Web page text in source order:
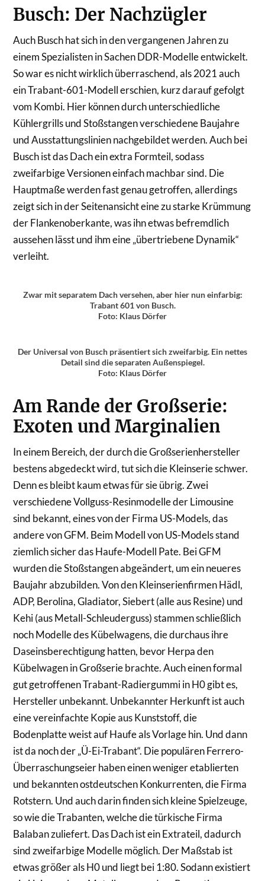
Busch: Der Nachzügler
Auch Busch hat sich in den vergangenen Jahren zu
einem Spezialisten in Sachen DDR-Modelle entwickelt.
So war es nicht wirklich überraschend, als 2021 auch
ein Trabant-601-Modell erschien, kurz darauf gefolgt
vom Kombi. Hier können durch unterschiedliche
Kühlergrills und Stoßstangen verschiedene Baujahre
und Ausstattungslinien nachgebildet werden. Auch bei
Busch ist das Dach ein extra Formteil, sodass
zweifarbige Versionen einfach machbar sind. Die
Hauptmaße werden fast genau getroffen, allerdings
zeigt sich in der Seitenansicht eine zu starke Krümmung
der Flankenoberkante, was ihn etwas befremdlich
aussehen lässt und ihm eine „übertriebene Dynamik“
verleiht.
Zwar mit separatem Dach versehen, aber hier nun einfarbig:
Trabant 601 von Busch.
Foto: Klaus Dörfer
Der Universal von Busch präsentiert sich zweifarbig. Ein nettes
Detail sind die separaten Außenspiegel.
Foto: Klaus Dörfer
Am Rande der Großserie:
Exoten und Marginalien
In einem Bereich, der durch die Großserienhersteller
bestens abgedeckt wird, tut sich die Kleinserie schwer.
Denn es bleibt kaum etwas für sie übrig. Zwei
verschiedene Vollguss-Resinmodelle der Limousine
sind bekannt, eines von der Firma US-Models, das
andere von GFM. Beim Modell von US-Models stand
ziemlich sicher das Haufe-Modell Pate. Bei GFM
wurden die Stoßstangen abgeändert, um ein neueres
Baujahr abzubilden. Von den Kleinserienfirmen Hädl,
ADP, Berolina, Gladiator, Siebert (alle aus Resine) und
Kehi (aus Metall-Schleuderguss) stammen schließlich
noch Modelle des Kübelwagens, die durchaus ihre
Daseinsberechtigung hatten, bevor Herpa den
Kübelwagen in Großserie brachte. Auch einen formal
gut getroffenen Trabant-Radiergummi in H0 gibt es,
Hersteller unbekannt. Unbekannter Herkunft ist auch
eine vereinfachte Kopie aus Kunststoff, die
Bodenplatte weist auf Haufe als Vorlage hin. Und dann
ist da noch der „Ü-Ei-Trabant“. Die populären Ferrero-
Überraschungseier haben einen weniger etablierten
und bekannten ostdeutschen Konkurrenten, die Firma
Rotstern. Und auch darin finden sich kleine Spielzeuge,
so wie die Trabanten, welche die türkische Firma
Balaban zuliefert. Das Dach ist ein Extrateil, dadurch
sind zweifarbige Modelle möglich. Der Maßstab ist
etwas größer als H0 und liegt bei 1:80. Sodann existiert